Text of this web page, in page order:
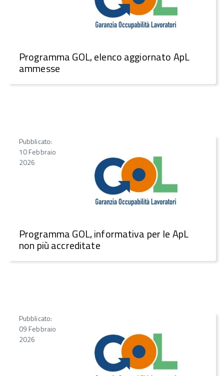
Programma GOL, elenco aggiornato ApL
ammesse
Pubblicato:
10 Febbraio
2026
Programma GOL, informativa per le ApL
non più accreditate
Pubblicato:
09 Febbraio
2026